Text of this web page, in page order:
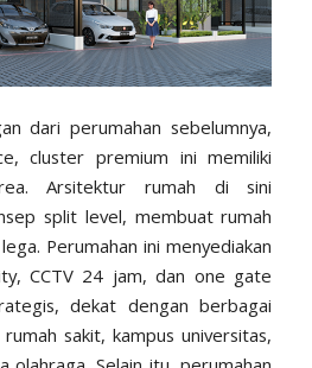
dari perumahan sebelumnya,
cluster premium ini memiliki
Arsitektur rumah di sini
split level, membuat rumah
Perumahan ini menyediakan
CCTV 24 jam, dan one gate
dekat dengan berbagai
sakit, kampus universitas,